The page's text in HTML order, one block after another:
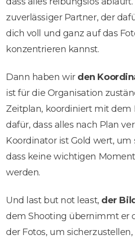
zuverlässiger Partner, der
dich voll und ganz auf das
konzentrieren kannst.
Dann haben wir den
ist für die Organisation
Zeitplan, koordiniert mit dem
dafür, dass alles nach Plan
Koordinator ist Gold wert, um
dass keine wichtigen
werden.
Und last but not least, der
dem Shooting übernimmt er
der Fotos, um